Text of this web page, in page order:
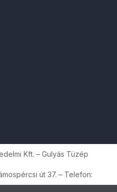
Kft. – Gulyás Tüzép
út 37. – Telefon: